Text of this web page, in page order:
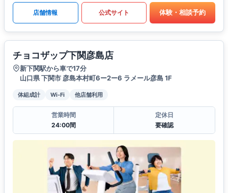
店舗情報 公式サイト 体験・相談予約
チョコザップ下関彦島店
新下関駅から車で17分
山口県 下関市 彦島本村町6ー2ー6 ラメール彦島 1F
体組成計 Wi-Fi 他店舗利用
営業時間
24:00間
定休日
要確認